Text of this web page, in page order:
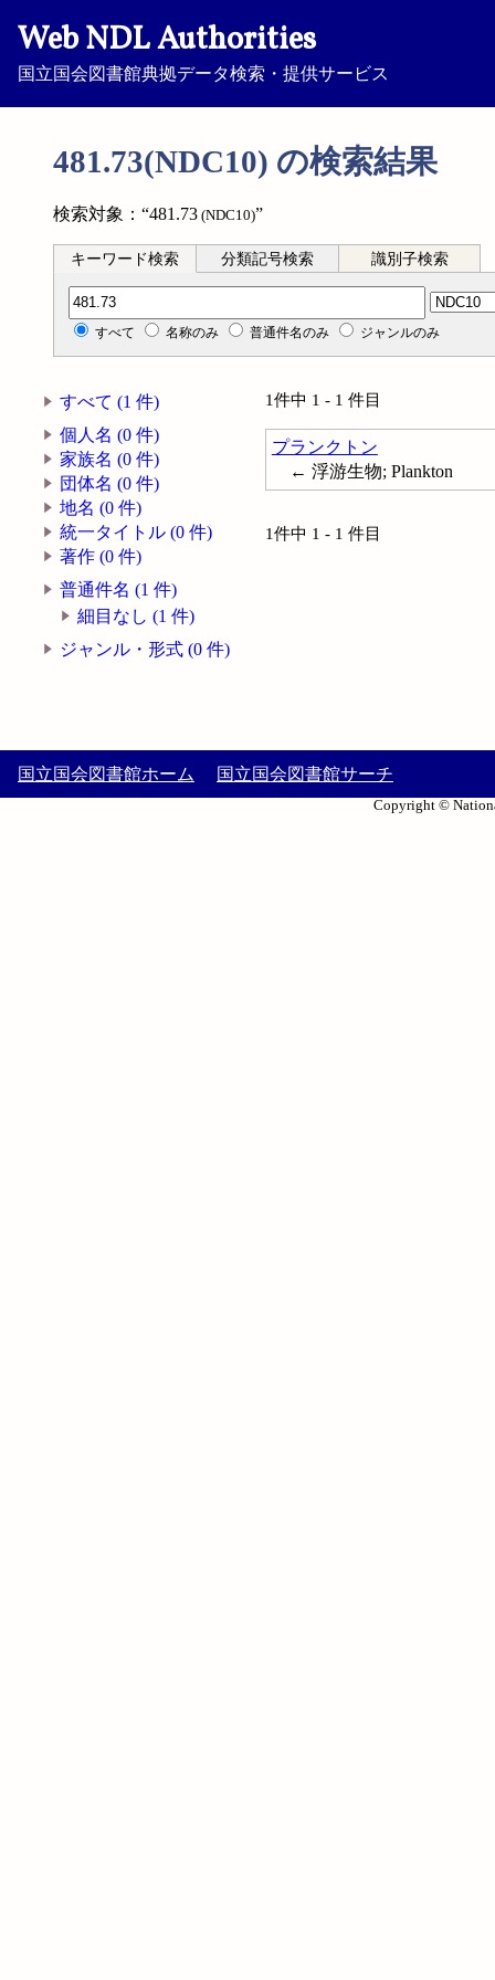
Web NDL Authorities
国立国会図書館典拠データ検索・提供サービス
481.73(NDC10) の検索結果
検索対象：“481.73 (NDC10)”
キーワード検索 分類記号検索 識別子検索
分類記号検索
すべて 名称のみ 普通件名のみ ジャンルのみ
すべて (1 件)
個人名 (0 件)
家族名 (0 件)
団体名 (0 件)
地名 (0 件)
統一タイトル (0 件)
著作 (0 件)
普通件名 (1 件)
細目なし (1 件)
ジャンル・形式 (0 件)
1件中 1 - 1 件目
プランクトン
← 浮游生物; Plankton
1件中 1 - 1 件目
国立国会図書館ホーム 国立国会図書館サーチ
Copyright ©